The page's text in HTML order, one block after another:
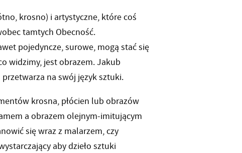
krosno) i artystyczne, które coś
tamtych Obecność.
pojedyncze, surowe, mogą stać się
widzimy, jest obrazem. Jakub
na swój język sztuki.
krosna, płócien lub obrazów
a obrazem olejnym-imitującym
się wraz z malarzem, czy
aby dzieło sztuki